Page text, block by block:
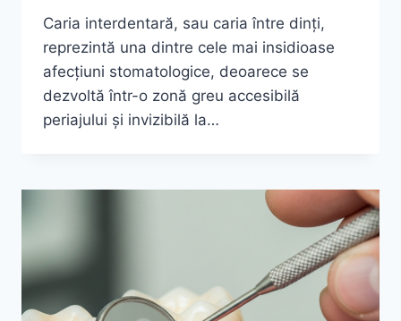
Caria interdentară, sau caria între dinți,
reprezintă una dintre cele mai insidioase
afecțiuni stomatologice, deoarece se
dezvoltă într-o zonă greu accesibilă
periajului și invizibilă la…